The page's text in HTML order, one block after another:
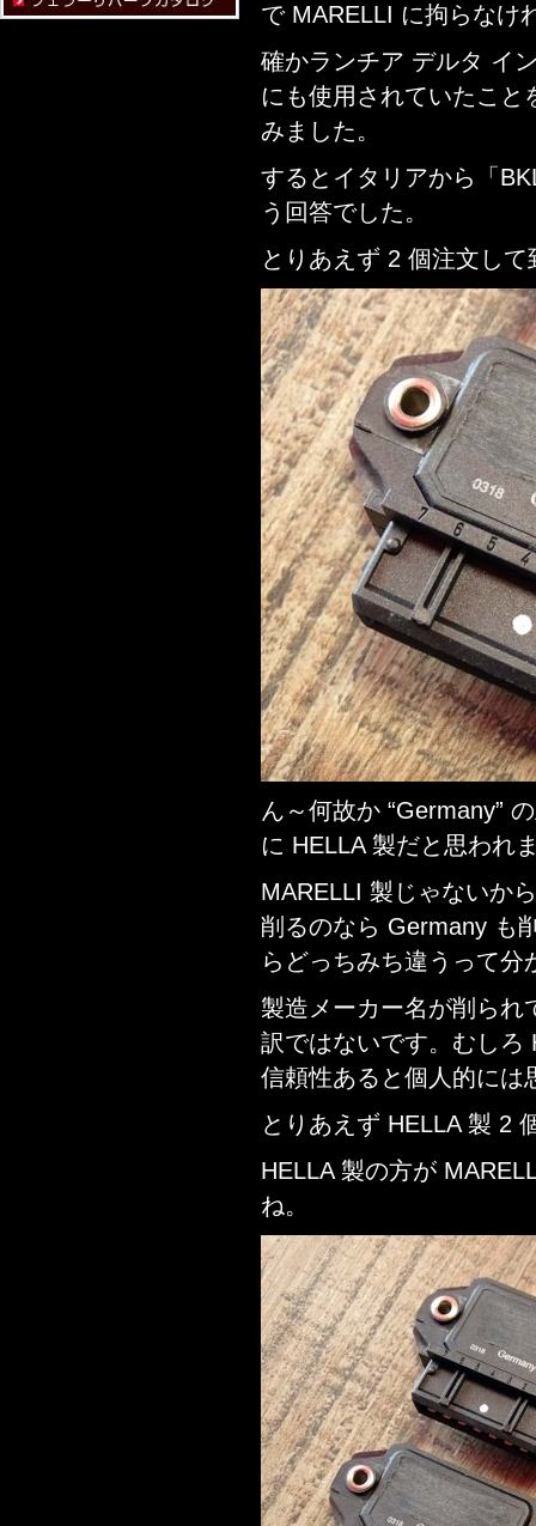
で MARELLI に拘らなけ
確かランチア デルタ イ
にも使用されていたこ
みました。
するとイタリアから「
う回答でした。
とりあえず 2 個注文し
ん～何故か “Germany”
に HELLA 製だと思われ
MARELLI 製じゃないか
削るのなら Germany も
らどっちみち違うって分
製造メーカー名が削られ
訳ではないです。むしろ
信頼性あると個人的には
とりあえず HELLA 製 2
HELLA 製の方が
ね。